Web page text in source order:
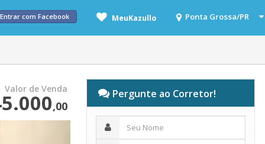
MeuKazullo
com Facebook
Valor de Venda
,00
Pergunte ao Corretor!